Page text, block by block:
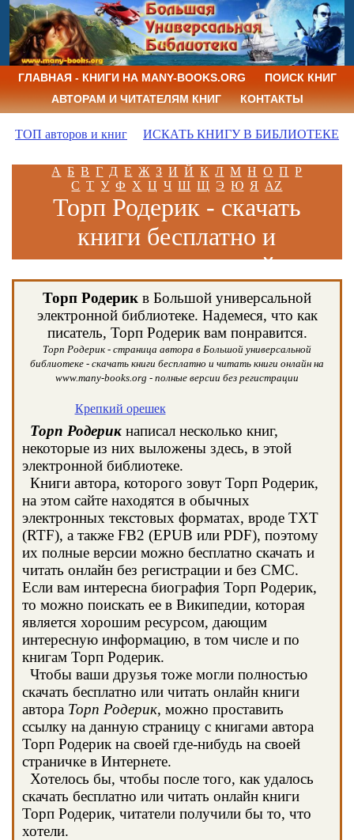
ГЛАВНАЯ - КНИГИ НА MANY-BOOKS.ORG
ПОИСК КНИГ
АВТОРАМ И ЧИТАТЕЛЯМ КНИГ
КОНТАКТЫ
ТОП авторов и книг ИСКАТЬ КНИГУ В БИБЛИОТЕКЕ
А Б В Г Д Е Ж З И Й К Л М Н О П Р
С Т У Ф Х Ц Ч Ш Щ Э Ю Я AZ
Торп Родерик - скачать
книги бесплатно и
читать книги онлайн
Торп Родерик в Большой универсальной
электронной библиотеке. Надемеся, что как
писатель, Торп Родерик вам понравится.
Торп Родерик - страница автора в Большой универсальной
библиотеке - скачать книги бесплатно и читать книги онлайн на
www.many-books.org - полные версии без регистрации
Крепкий орешек
Торп Родерик написал несколько книг,
некоторые из них выложены здесь, в этой
электронной библиотеке.
Книги автора, которого зовут Торп Родерик,
на этом сайте находятся в обычных
электронных текстовых форматах, вроде TXT
(RTF), а также FB2 (EPUB или PDF), поэтому
их полные версии можно бесплатно скачать и
читать онлайн без регистрации и без СМС.
Если вам интересна биография Торп Родерик,
то можно поискать ее в Википедии, которая
является хорошим ресурсом, дающим
интересную информацию, в том числе и по
книгам Торп Родерик.
Чтобы ваши друзья тоже могли полностью
скачать бесплатно или читать онлайн книги
автора Торп Родерик, можно проставить
ссылку на данную страницу с книгами автора
Торп Родерик на своей где-нибудь на своей
страничке в Интернете.
Хотелось бы, чтобы после того, как удалось
скачать бесплатно или читать онлайн книги
Торп Родерик, читатели получили бы то, что
хотели.